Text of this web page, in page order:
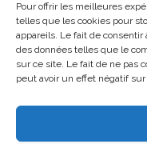
Pour offrir les meilleures
telles que les cookies pour
appareils. Le fait de
des données telles que le
sur ce site. Le fait de ne pas
peut avoir un effet négatif
SANCTION MILITAIRE
STATUT MILITAIRE